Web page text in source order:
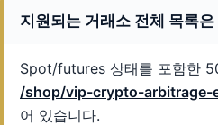
지원되는 거래소 전체 목록
Spot/futures 상태를 포함한
/shop/vip-crypto-arbitrage-
어 있습니다.